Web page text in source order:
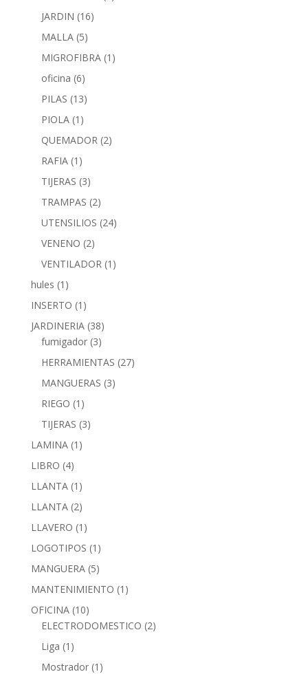
JARDIN (16)
MALLA (5)
MIGROFIBRA (1)
oficina (6)
PILAS (13)
PIOLA (1)
QUEMADOR (2)
RAFIA (1)
TIJERAS (3)
TRAMPAS (2)
UTENSILIOS (24)
VENENO (2)
VENTILADOR (1)
hules (1)
INSERTO (1)
JARDINERIA (38)
fumigador (3)
HERRAMIENTAS (27)
MANGUERAS (3)
RIEGO (1)
TIJERAS (3)
LAMINA (1)
LIBRO (4)
LLANTA (1)
LLANTA (2)
LLAVERO (1)
LOGOTIPOS (1)
MANGUERA (5)
MANTENIMIENTO (1)
OFICINA (10)
ELECTRODOMESTICO (2)
Liga (1)
Mostrador (1)